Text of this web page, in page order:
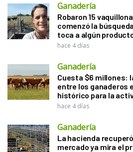
Ganadería
Robaron 15
comenzó la
toca a algún
hace 4 días
Ganadería
Cuesta $6 millones:
entre los ganaderos
histórico para la
hace 4 días
Ganadería
La hacienda
mercado ya mira el